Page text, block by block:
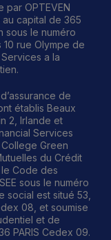
par OPTEVEN
capital de 365
sous le numéro
rue Olympe de
a la
de
établis Beaux
2, Irlande et
Services
Green
du Crédit
Code des
sous le numéro
social est situé 53,
08, et soumise
et de
PARIS Cedex 09.